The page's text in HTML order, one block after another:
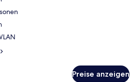
Preise anzeigen